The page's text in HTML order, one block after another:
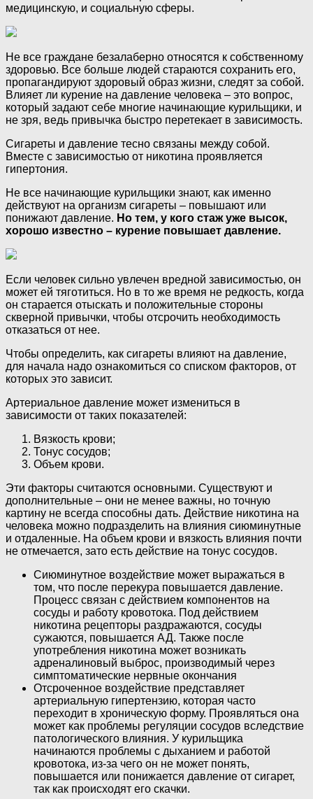
медицинскую, и социальную сферы.
Не все граждане безалаберно относятся к собственному
здоровью. Все больше людей стараются сохранить его,
пропагандируют здоровый образ жизни, следят за собой.
Влияет ли курение на давление человека – это вопрос,
который задают себе многие начинающие курильщики, и
не зря, ведь привычка быстро перетекает в зависимость.
Сигареты и давление тесно связаны между собой.
Вместе с зависимостью от никотина проявляется
гипертония.
Не все начинающие курильщики знают, как именно
действуют на организм сигареты – повышают или
понижают давление. Но тем, у кого стаж уже высок,
хорошо известно – курение повышает давление.
Если человек сильно увлечен вредной зависимостью, он
может ей тяготиться. Но в то же время не редкость, когда
он старается отыскать и положительные стороны
скверной привычки, чтобы отсрочить необходимость
отказаться от нее.
Чтобы определить, как сигареты влияют на давление,
для начала надо ознакомиться со списком факторов, от
которых это зависит.
Артериальное давление может измениться в
зависимости от таких показателей:
Вязкость крови;
Тонус сосудов;
Объем крови.
Эти факторы считаются основными. Существуют и
дополнительные – они не менее важны, но точную
картину не всегда способны дать. Действие никотина на
человека можно подразделить на влияния сиюминутные
и отдаленные. На объем крови и вязкость влияния почти
не отмечается, зато есть действие на тонус сосудов.
Сиюминутное воздействие может выражаться в
том, что после перекура повышается давление.
Процесс связан с действием компонентов на
сосуды и работу кровотока. Под действием
никотина рецепторы раздражаются, сосуды
сужаются, повышается АД. Также после
употребления никотина может возникать
адреналиновый выброс, производимый через
симптоматические нервные окончания
Отсроченное воздействие представляет
артериальную гипертензию, которая часто
переходит в хроническую форму. Проявляться она
может как проблемы регуляции сосудов вследствие
патологического влияния. У курильщика
начинаются проблемы с дыханием и работой
кровотока, из-за чего он не может понять,
повышается или понижается давление от сигарет,
так как происходят его скачки.